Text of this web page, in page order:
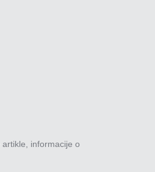
informacije o